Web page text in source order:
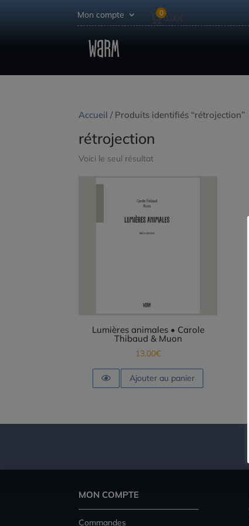
Mon compte 00,00 €
Accueil / Produits identifiés “rétrojection”
rétrojection
Voici le seul résultat
Lumières animales • Carole
Thibaud & Muon
13,00€
Ajouter au panier
MON COMPTE
Commandes